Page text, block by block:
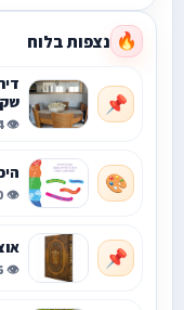
🔥 נצפות בלוח
📌
👁️ 2,594
🎨
👁️ 2,310
📌
👁️ 2,266